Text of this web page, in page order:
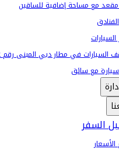
مقعد مع مساحة إضافية للساقين
السيارات
السيارات في مطار دبي المبنى رقم 2
مع سائق
السفر
الأسعار